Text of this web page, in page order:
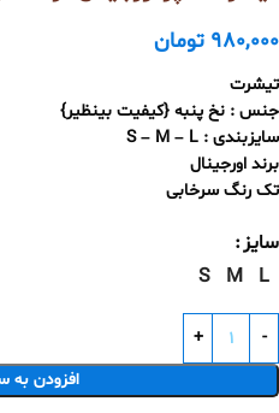
980,000 تومان
تیشرت
جنس : نخ پنبه {کیفیت بینظیر}
سایزبندی : S – M – L
برند اورجینال
تک رنگ سرخابی
سایز
L
M
S
افزودن به